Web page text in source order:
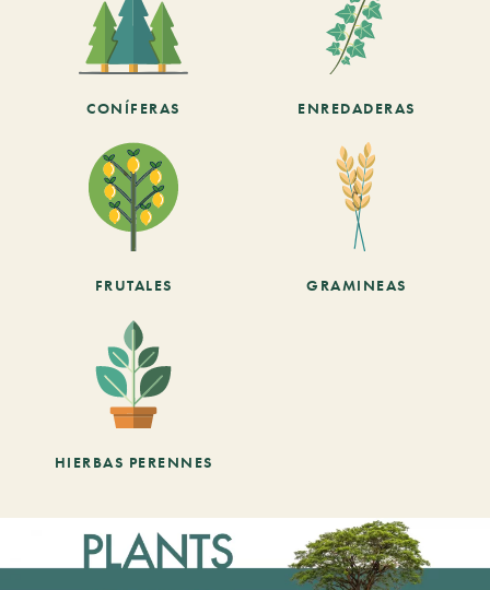
CONÍFERAS ENREDADERAS
FRUTALES GRAMINEAS
HIERBAS PERENNES